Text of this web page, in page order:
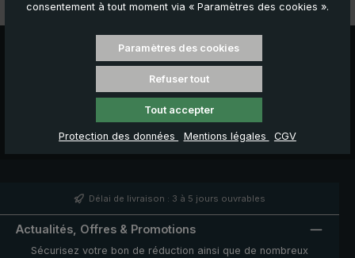
Caractéristiques
Délai de livraison : 3 à 5 jours ouvrables
Actualités, Offres & Promotions
Sécurisez votre bon de réduction ainsi que de nombreux
consentement à tout moment via « Paramètres des cookies ».
Paramètres des cookies
Refuser tout
Tout accepter
Protection des données Mentions légales CGV